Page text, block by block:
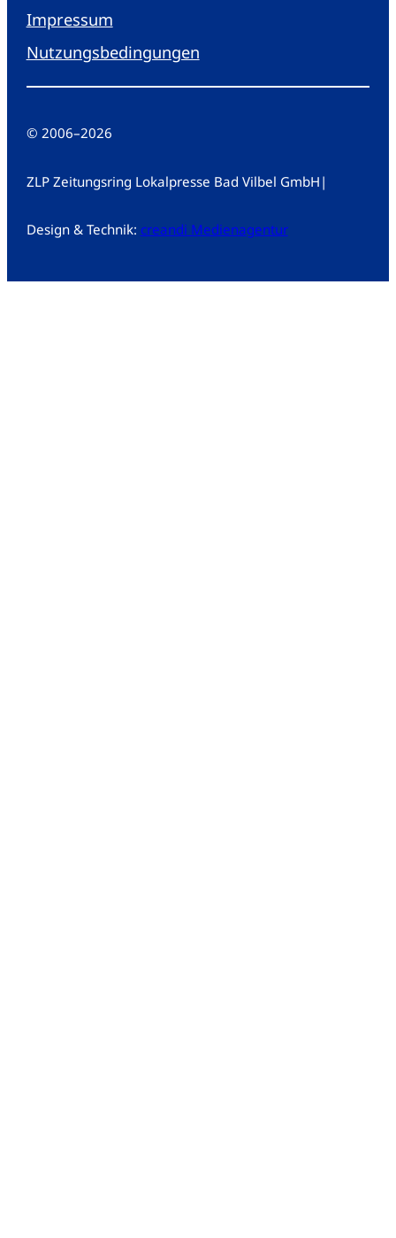
Impressum
Nutzungsbedingungen
© 2006–2026
ZLP Zeitungsring Lokalpresse Bad Vilbel GmbH |
Design & Technik: creandi Medienagentur